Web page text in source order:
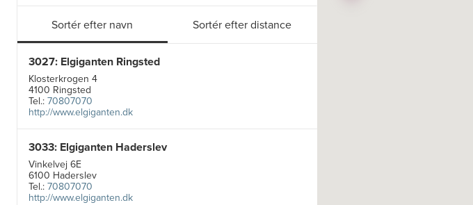
Sortér efter navn Sortér efter distance
3027: Elgiganten Ringsted
Klosterkrogen 4
4100 Ringsted
Tel.: 70807070
http://www.elgiganten.dk
3033: Elgiganten Haderslev
Vinkelvej 6E
6100 Haderslev
Tel.: 70807070
http://www.elgiganten.dk